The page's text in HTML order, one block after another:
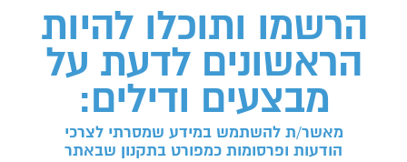
הרשמו ותוכלו להיות
הראשונים לדעת על
מבצעים ודילים:
מאשר/ת להשתמש במידע שמסרתי לצרכי
הודעות ופרסומות כמפורט בתקנון שבאתר